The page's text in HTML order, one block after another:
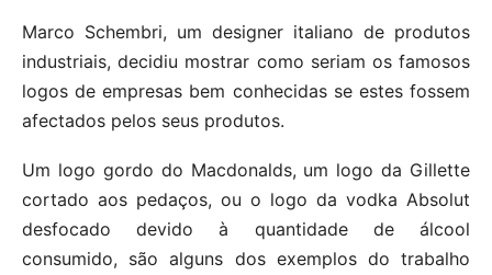
Marco Schembri, um designer italiano de produtos
industriais, decidiu mostrar como seriam os famosos
logos de empresas bem conhecidas se estes fossem
afectados pelos seus produtos.
Um logo gordo do Macdonalds, um logo da Gillette
cortado aos pedaços, ou o logo da vodka Absolut
desfocado devido à quantidade de álcool
consumido, são alguns dos exemplos do trabalho